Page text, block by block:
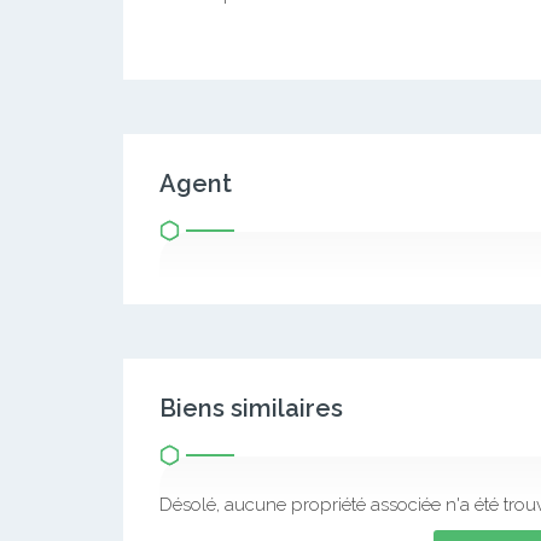
Agent
Biens similaires
Désolé, aucune propriété associée n'a été